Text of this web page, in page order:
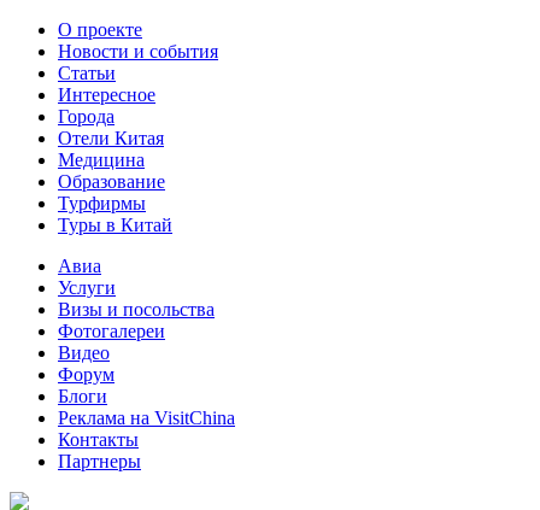
О проекте
Новости и события
Статьи
Интересное
Города
Отели Китая
Медицина
Образование
Турфирмы
Туры в Китай
Авиа
Услуги
Визы и посольства
Фотогалереи
Видео
Форум
Блоги
Реклама на VisitChina
Контакты
Партнеры